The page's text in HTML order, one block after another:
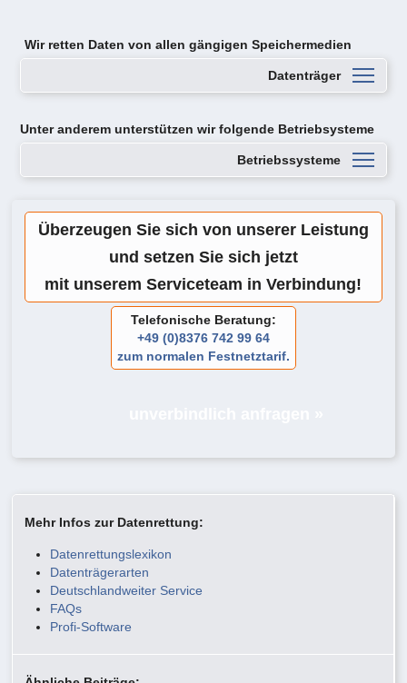
Wir retten Daten vonallen gängigen Speichermedien
Datenträger
Unter anderem unterstützen wir folgende Betriebsysteme
Betriebssysteme
Überzeugen Sie sich von unserer Leistung
und setzen Sie sich jetzt
mit unserem Serviceteam in Verbindung!
Telefonische Beratung:
+49 (0)8376 742 99 64
zum normalen Festnetztarif.
Mehr Infos zur Datenrettung:
Datenrettungslexikon
Datenträgerarten
Deutschlandweiter Service
FAQs
Profi-Software